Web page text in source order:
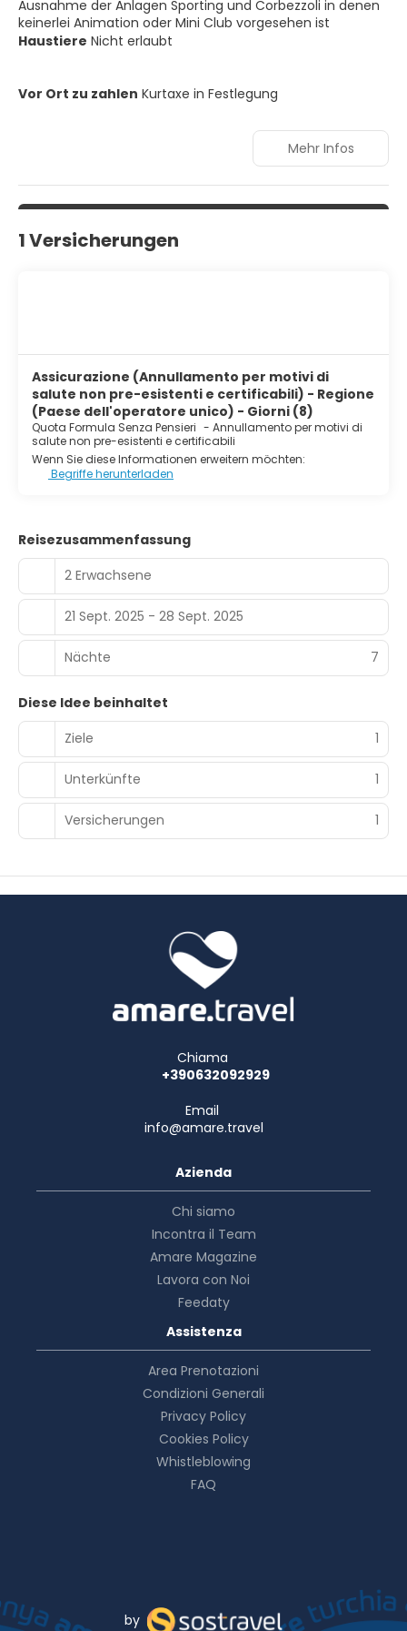
Ausnahme der Anlagen Sporting und Corbezzoli in denen
keinerlei Animation oder Mini Club vorgesehen ist
Haustiere Nicht erlaubt
Vor Ort zu zahlen Kurtaxe in Festlegung
Mehr Infos
1 Versicherungen
Assicurazione (Annullamento per motivi di
salute non pre-esistenti e certificabili) - Regione
(Paese dell'operatore unico) - Giorni (8)
Quota Formula Senza Pensieri - Annullamento per motivi di
salute non pre-esistenti e certificabili
Wenn Sie diese Informationen erweitern möchten:
Begriffe herunterladen
Reisezusammenfassung
2 Erwachsene
21 Sept. 2025 - 28 Sept. 2025
Nächte 7
Diese Idee beinhaltet
Ziele
1
Unterkünfte 1
Versicherungen 1
Chiama
+390632092929
Email
info@amare.travel
Azienda
Chi siamo
Incontra il Team
Amare Magazine
Lavora con Noi
Feedaty
Assistenza
Area Prenotazioni
Condizioni Generali
Privacy Policy
Cookies Policy
Whistleblowing
FAQ
by